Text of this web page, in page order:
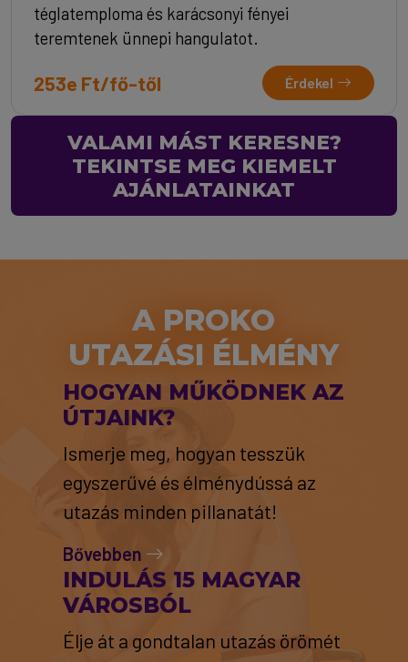
téglatemploma és karácsonyi fényei
teremtenek ünnepi hangulatot.
253e Ft/fő-től Érdekel
VALAMI MÁST KERESNE?
TEKINTSE MEG KIEMELT
AJÁNLATAINKAT
A PROKO
UTAZÁSI ÉLMÉNY
HOGYAN MŰKÖDNEK AZ
ÚTJAINK?
Ismerje meg, hogyan tesszük
egyszerűvé és élménydússá az
utazás minden pillanatát!
Bővebben
INDULÁS 15 MAGYAR
VÁROSBÓL
Élje át a gondtalan utazás örömét